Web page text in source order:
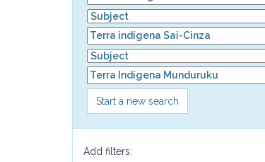
Start a new search
Add filters: